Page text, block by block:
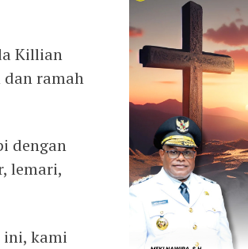
Killian
dan ramah
dengan
lemari,
ini, kami